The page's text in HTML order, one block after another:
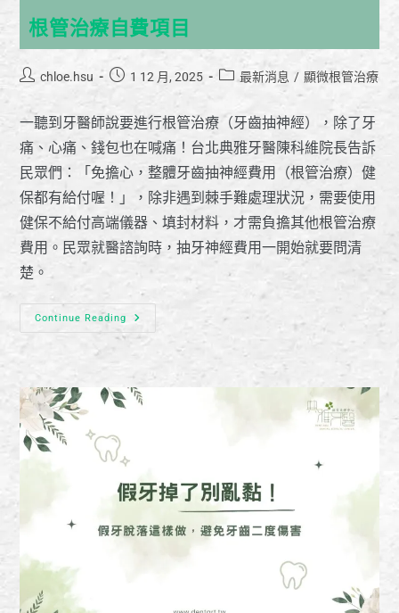
根管治療自費項目
chloe.hsu 1 12 月, 2025 最新消息 / 顯微根管治療
一聽到牙醫師說要進行根管治療（牙齒抽神經），除了牙
痛、心痛、錢包也在喊痛！台北典雅牙醫陳科維院長告訴
民眾們：「免擔心，整體牙齒抽神經費用（根管治療）健
保都有給付喔！」，除非遇到棘手難處理狀況，需要使用
健保不給付高端儀器、填封材料，才需負擔其他根管治療
費用。民眾就醫諮詢時，抽牙神經費用一開始就要問清
楚。
Continue Reading